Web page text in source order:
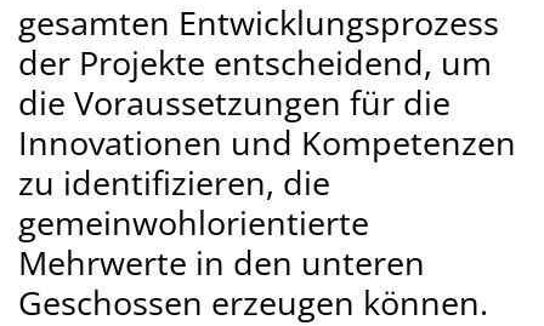
gesamten Entwicklungsprozess
der Projekte entscheidend, um
die Voraussetzungen für die
Innovationen und Kompetenzen
zu identifizieren, die
gemeinwohlorientierte
Mehrwerte in den unteren
Geschossen erzeugen können.